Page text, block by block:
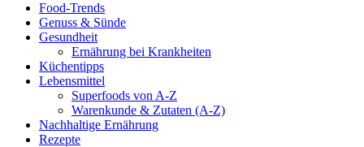
Food-Trends
Genuss & Sünde
Gesundheit
Ernährung bei Krankheiten
Küchentipps
Lebensmittel
Superfoods von A-Z
Warenkunde & Zutaten (A-Z)
Nachhaltige Ernährung
Rezepte